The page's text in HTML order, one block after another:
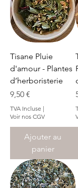
Tisane Pluie
d'amour - Plantes
d’herboristerie
Prix
9,50 €
TVA Incluse |
Voir nos CGV
Ajouter au
panier